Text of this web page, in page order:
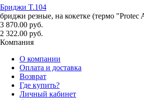
Бриджи T.104
бриджи резные, на кокетке (термо "Protec
3 870.00 руб.
2 322.00 руб.
Компания
О компании
Оплата и доставка
Возврат
Где купить?
Личный кабинет